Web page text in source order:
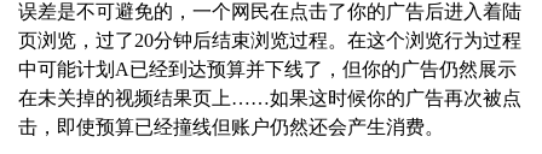
误差是不可避免的，一个网民在点击了你的广告后进入着陆
页浏览，过了20分钟后结束浏览过程。在这个浏览行为过程
中可能计划A已经到达预算并下线了，但你的广告仍然展示
在未关掉的视频结果页上……如果这时候你的广告再次被点
击，即使预算已经撞线但账户仍然还会产生消费。